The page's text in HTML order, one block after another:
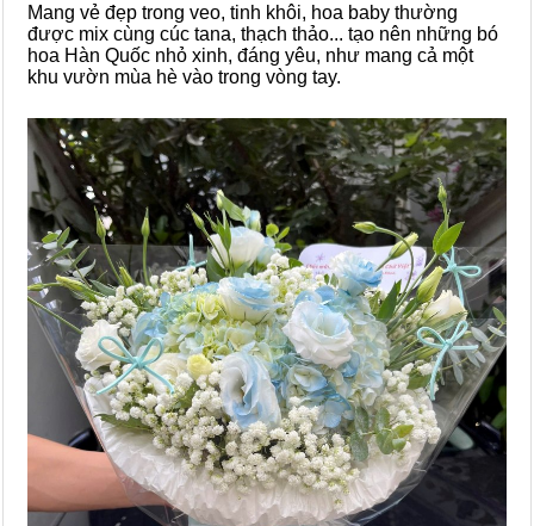
Mang vẻ đẹp trong veo, tinh khôi, hoa baby thường
được mix cùng cúc tana, thạch thảo... tạo nên những bó
hoa Hàn Quốc nhỏ xinh, đáng yêu, như mang cả một
khu vườn mùa hè vào trong vòng tay.